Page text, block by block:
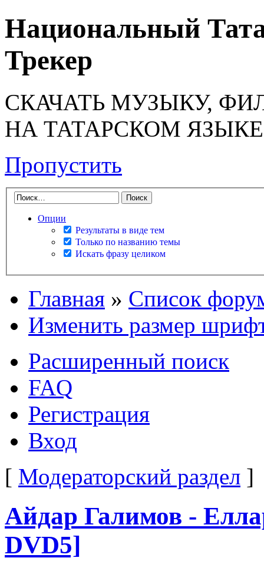
Национальный
Трекер
СКАЧАТЬ МУЗЫКУ,
НА ТАТАРСКОМ ЯЗЫКЕ
Пропустить
Опции
Результаты в виде тем
Только по названию темы
Искать фразу целиком
Главная » Список
Изменить размер
Расширенный поиск
FAQ
Регистрация
Вход
[ Модераторский раздел ]
Айдар Галимов -
DVD5]